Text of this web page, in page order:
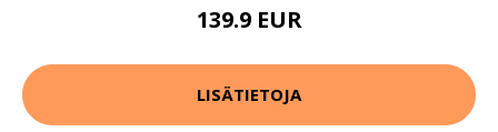
139.9 EUR
LISÄTIETOJA